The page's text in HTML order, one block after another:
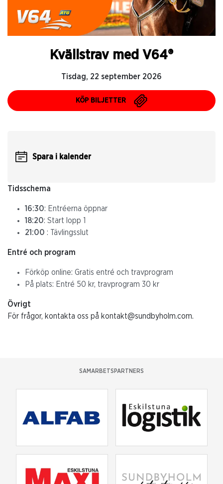
Kvällstrav med V64®
Tidsschema
16:30: Entréerna öppnar
18:20: Start lopp 1
21:00 : Tävlingsslut
Entré och program
Förköp online: Gratis entré och travprogram
På plats: Entré 50 kr, travprogram 30 kr
Övrigt
För frågor, kontakta oss på kontakt@sundbyholm.com.
Tisdag, 22 september 2026
KÖP BILJETTER
Spara i kalender
SAMARBETSPARTNERS